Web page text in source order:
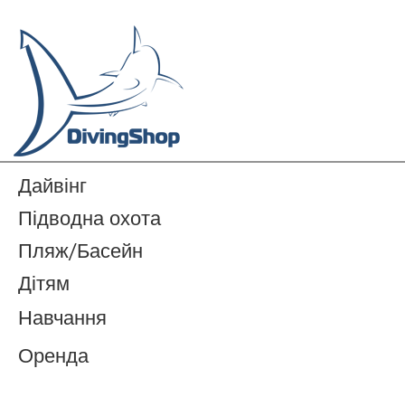
Дайвінг
Підводна охота
Пляж/Басейн
Дітям
Навчання
Оренда